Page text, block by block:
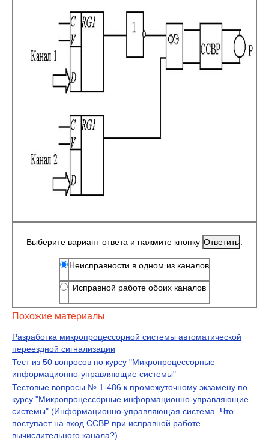
Выберите вариант ответа и нажмите кнопку :
Неисправности в одном из каналов
Исправной работе обоих каналов
Похожие материалы
Разработка микропроцессорной системы автоматической
переездной сигнализации
Тест из 50 вопросов по курсу "Микропроцессорные
информационно-управляющие системы"
Тестовые вопросы № 1-486 к промежуточному экзамену по
курсу "Микропроцессорные информационно-управляющие
системы" (Информационно-управляющая система. Что
поступает на вход ССВР при исправной работе
вычислительного канала?)